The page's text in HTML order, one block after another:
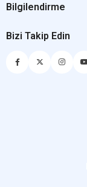
Bilgilendirme
Bizi Takip Edin